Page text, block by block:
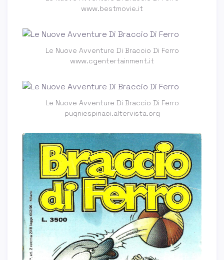
www.bestmovie.it
Le Nuove Avventure Di Braccio Di Ferro
www.cgentertainment.it
Le Nuove Avventure Di Braccio Di Ferro
pugniespinaci.altervista.org